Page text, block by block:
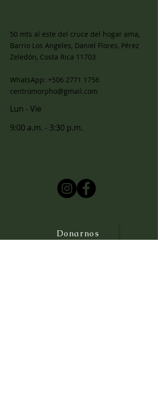
50 mts al este del cruce del hogar ama,
Barrio Los Angeles, Daniel Flores, Pérez
Zeledón, Costa Rica 11703
WhatsApp: +506 2771 1756
centromorpho@gmail.com
Lun - Vie
9:00 a.m. - 3:30 p.m.
Donarnos